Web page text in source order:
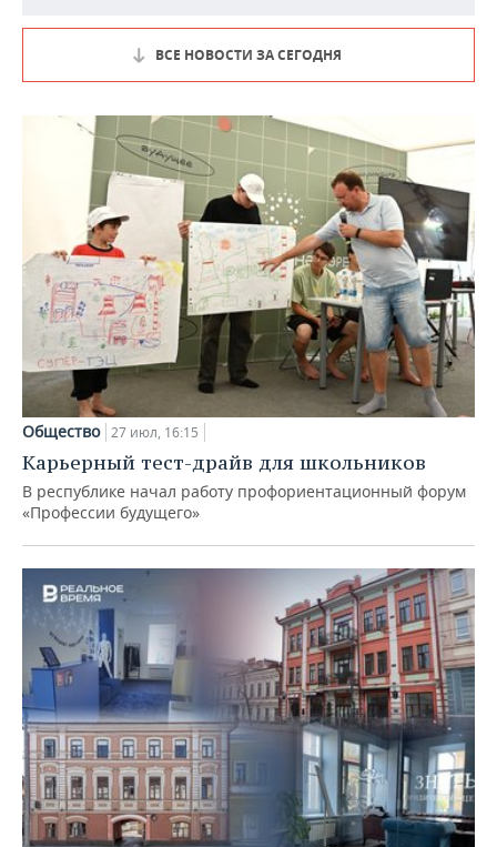
ВСЕ НОВОСТИ ЗА СЕГОДНЯ
Общество 27 июл, 16:15
Карьерный тест-драйв для школьников
В республике начал работу профориентационный форум
«Профессии будущего»